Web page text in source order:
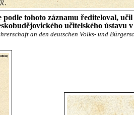
tohoto záznamu řediteloval,
učitelského ústavu v
an den deutschen Volks- und